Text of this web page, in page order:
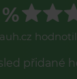
přidané